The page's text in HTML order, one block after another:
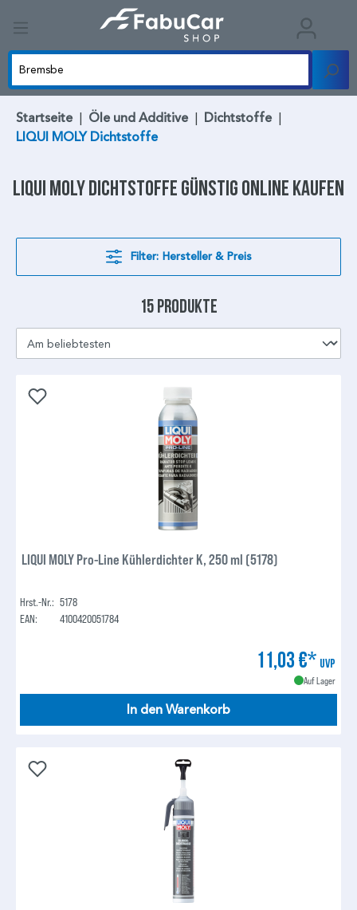
Startseite | Öle und Additive | Dichtstoffe |
LIQUI MOLY Dichtstoffe
LIQUI MOLY Dichtstoffe günstig online kaufen
Filter: Hersteller & Preis
15 Produkte
LIQUI MOLY Pro-Line Kühlerdichter K, 250 ml (5178)
Hrst.-Nr.: 5178
EAN:
4100420051784
11,03 €* UVP
Auf Lager
In den Warenkorb